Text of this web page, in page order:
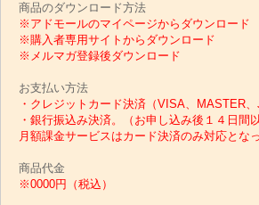
商品のダウンロード方法
※アドモールのマイページからダウンロード
※購入者専用サイトからダウンロード
※メルマガ登録後ダウンロード
お支払い方法
・クレジットカード決済（VISA、MASTER、
・銀行振込み決済。（お申し込み後１４日間
月額課金サービスはカード決済のみ対応とな
商品代金
※0000円（税込）